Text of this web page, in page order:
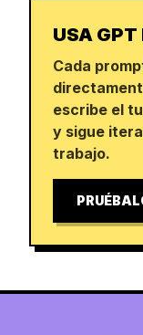
USA GPT
Cada
escribe el
y sigue
trabajo.